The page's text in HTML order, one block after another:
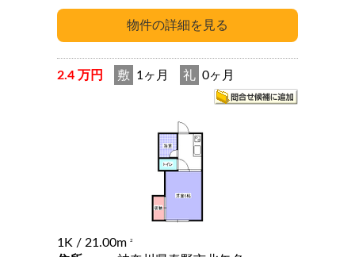
2.4 万円 敷 1ヶ月 礼 0ヶ月
1K / 21.00m 2